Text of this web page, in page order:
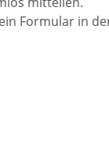
Formular in